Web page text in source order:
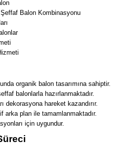
Balon Kombinasyonu
organik balon tasarımına sahiptir.
balonlarla hazırlanmaktadır.
dekorasyona hareket kazandırır.
arka plan ile tamamlanmaktadır.
için uygundur.